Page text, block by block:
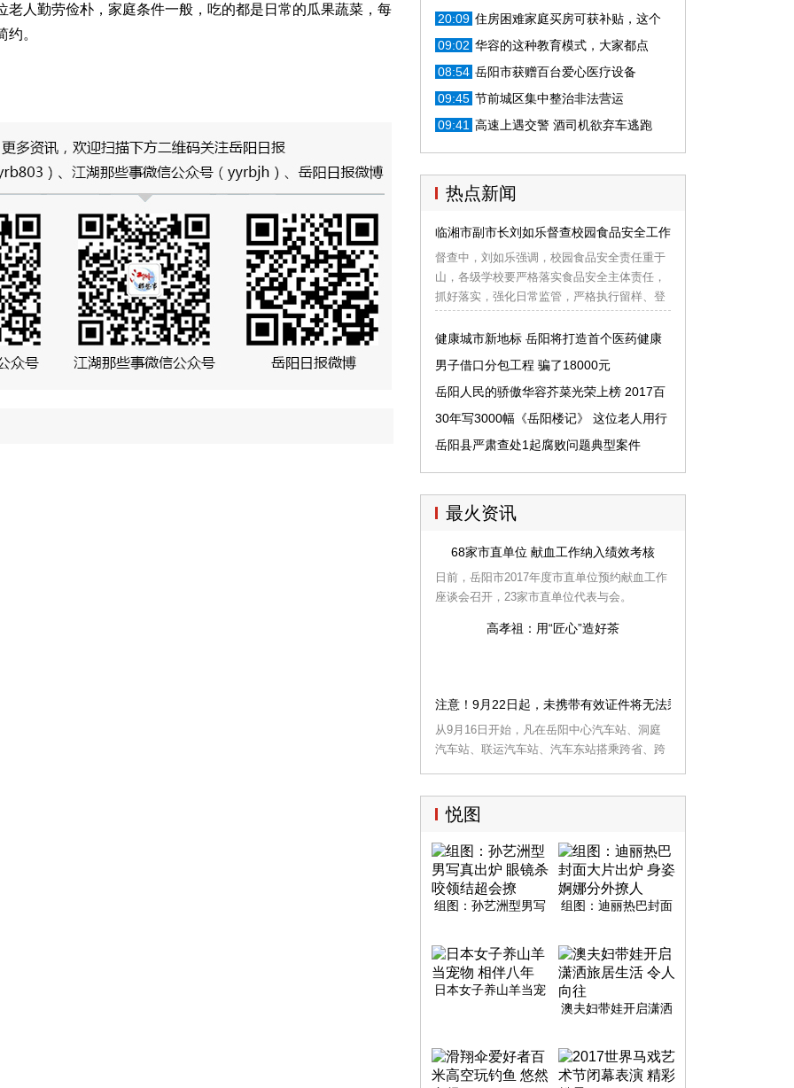
人勤劳俭朴，家庭条件一般，吃的都是日常的瓜果蔬菜，每
。
亿元
20:09 住房困难家庭买房可获补贴，这个
可以有
09:02 华容的这种教育模式，大家都点
赞，秘诀是？
08:54 岳阳市获赠百台爱心医疗设备
09:45 节前城区集中整治非法营运
09:41 高速上遇交警 酒司机欲弃车逃跑
热点新闻
临湘市副市长刘如乐督查校园食品安全工作
督查中，刘如乐强调，校园食品安全责任重于
山，各级学校要严格落实食品安全主体责任，
抓好落实，强化日常监管，严格执行留样、登
临湘副市长刘如乐到城区、桃林镇和长塘镇督
食堂的硬件设施设备进行改造，规范从业人员
的行为习惯，全方位保障校园食品安全。
健康城市新地标 岳阳将打造首个医药健康
产业园
男子借口分包工程 骗了18000元
岳阳人民的骄傲华容芥菜光荣上榜 2017百
强农产品
30年写3000幅《岳阳楼记》 这位老人用行
动诠释“工匠精神”
岳阳县严肃查处1起腐败问题典型案件
最火资讯
68家市直单位 献血工作纳入绩效考核
日前，岳阳市2017年度市直单位预约献血工作
座谈会召开，23家市直单位代表与会。
高孝祖：用“匠心”造好茶
注意！9月22日起，未携带有效证件将无法乘坐大客车
从9月16日开始，凡在岳阳中心汽车站、洞庭
汽车站、联运汽车站、汽车东站搭乘跨省、跨
悦图
组图：孙艺洲型男写
组图：迪丽热巴封面
日本女子养山羊当宠
澳夫妇带娃开启潇洒